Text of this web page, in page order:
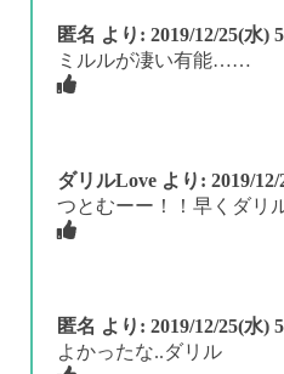
匿名 より: 2019/12/25(水)
ミルルが凄い有能……
ダリルLove より: 2019/
つとむーー！！早くダリ
匿名 より: 2019/12/25(水)
よかったな..ダリル